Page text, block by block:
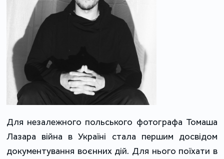
Для незалежного польського фотографа Томаша
Лазара війна в Україні стала першим досвідом
документування воєнних дій. Для нього поїхати в